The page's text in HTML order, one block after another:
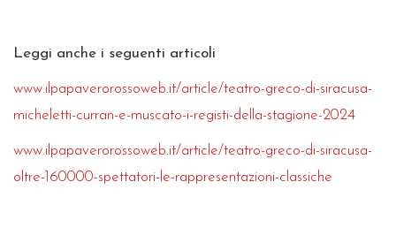
Leggi anche i seguenti articoli
www.ilpapaverorossoweb.it/article/teatro-greco-di-siracusa-
micheletti-curran-e-muscato-i-registi-della-stagione-2024
www.ilpapaverorossoweb.it/article/teatro-greco-di-siracusa-
oltre-160000-spettatori-le-rappresentazioni-classiche